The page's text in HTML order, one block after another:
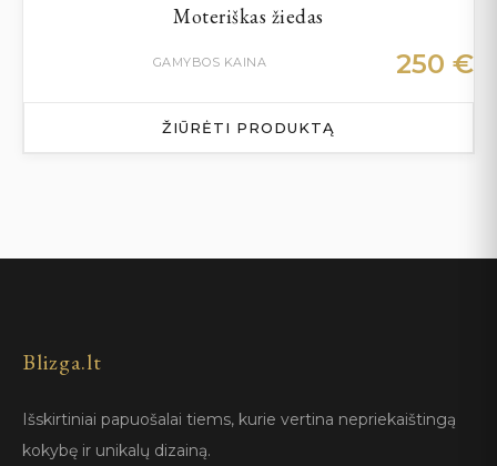
Moteriškas žiedas
GAMYBOS KAINA 250 €
ŽIŪRĖTI PRODUKTĄ
Blizga.lt
Išskirtiniai papuošalai tiems, kurie vertina nepriekaištingą
kokybę ir unikalų dizainą.